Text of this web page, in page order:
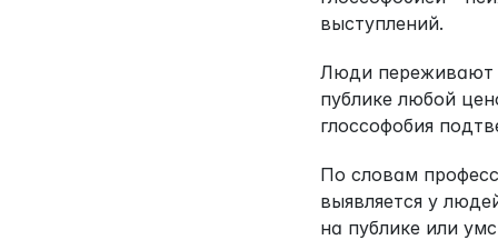
выступлений.
Люди переживают
публике любой
глоссофобия
По словам
выявляется у
на публике или